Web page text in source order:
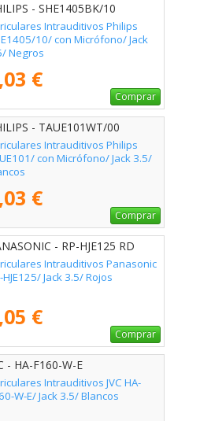
- SHE1405BK/10
Intrauditivos Philips
10/ con Micrófono/ Jack
Negros
€
Comprar
- TAUE101WT/00
Intrauditivos Philips
con Micrófono/ Jack 3.5/
€
Comprar
- RP-HJE125 RD
Intrauditivos Panasonic
HJE125/ Jack 3.5/ Rojos
€
Comprar
- HA-F160-W-E
Intrauditivos JVC HA-
W-E/ Jack 3.5/ Blancos